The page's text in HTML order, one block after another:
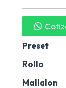
Preset
Rollo
Mallalon